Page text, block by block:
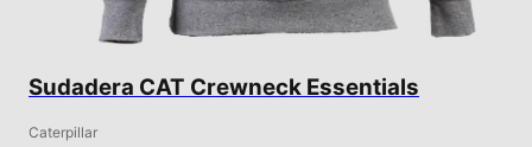
Sudadera CAT Crewneck Essentials
Caterpillar